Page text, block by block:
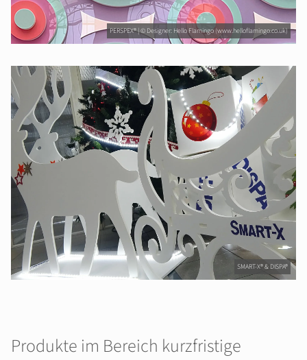
PERSPEX® | © Designer: Hello Flamingo (www.helloflamingo.co.uk)
SMART-X® & DISPA®
Produkte im Bereich kurzfristige